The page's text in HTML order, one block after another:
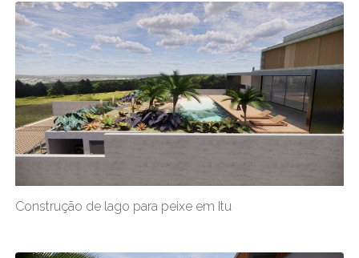
Construção de lago para peixe em Itu